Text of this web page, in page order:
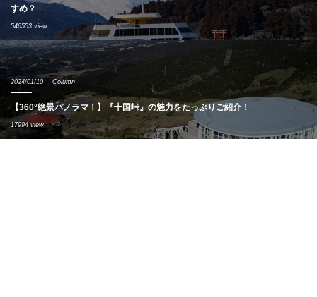
すめ？
546553 view
2024/01/10 Column
【360°絶景パノラマ！】『十国峠』の魅力をたっぷりご紹介！
17994 view